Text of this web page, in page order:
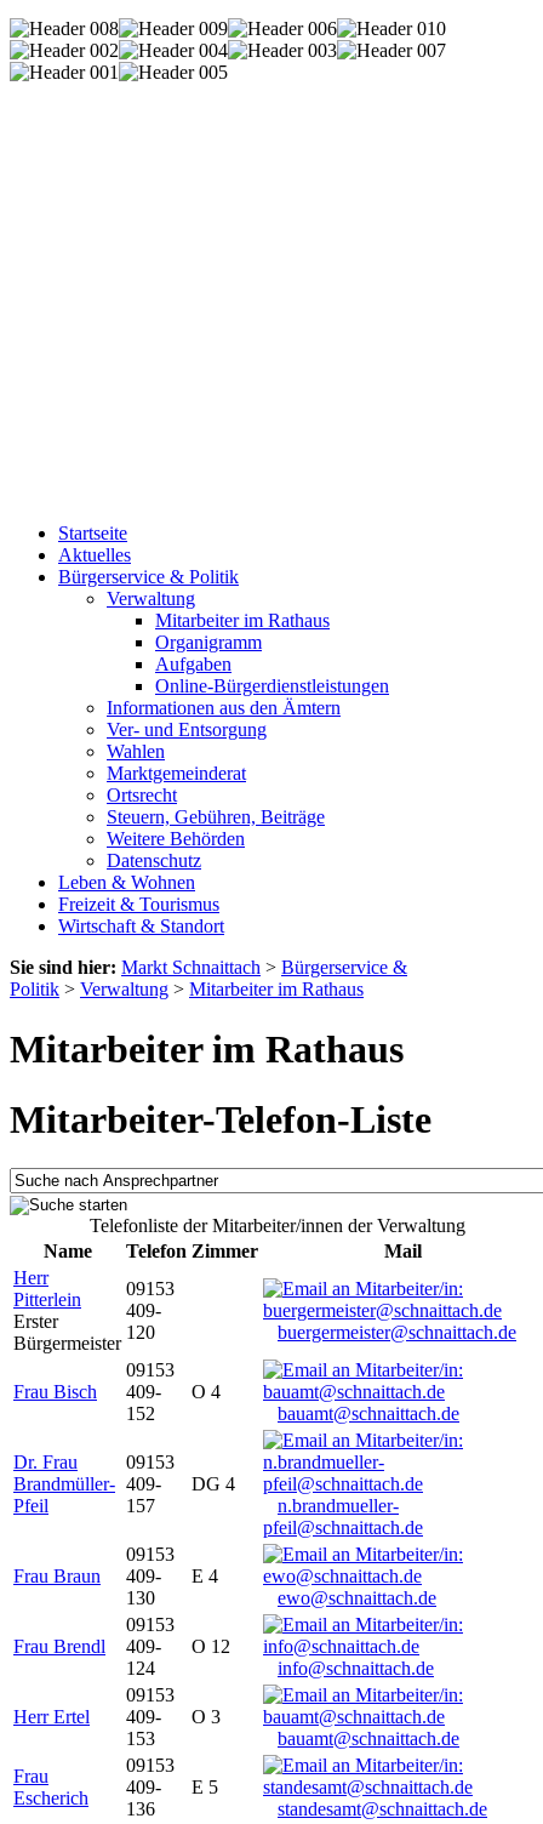
Startseite
Aktuelles
Bürgerservice & Politik
Verwaltung
Mitarbeiter im Rathaus
Organigramm
Aufgaben
Online-Bürgerdienstleistungen
Informationen aus den Ämtern
Ver- und Entsorgung
Wahlen
Marktgemeinderat
Ortsrecht
Steuern, Gebühren, Beiträge
Weitere Behörden
Datenschutz
Leben & Wohnen
Freizeit & Tourismus
Wirtschaft & Standort
Sie sind hier: Markt Schnaittach > Bürgerservice &
Politik > Verwaltung > Mitarbeiter im Rathaus
Mitarbeiter im Rathaus
Mitarbeiter-Telefon-Liste
Telefonliste der Mitarbeiter/innen der Verwaltung
Name
Telefon Zimmer
Mail
Herr
Pitterlein
Erster
Bürgermeister
09153
409-
120
buergermeister@schnaittach.de
Frau Bisch
09153
409-
152
O 4
bauamt@schnaittach.de
Dr. Frau
Brandmüller-
Pfeil
09153
409-
157
DG 4
n.brandmueller-
pfeil@schnaittach.de
Frau Braun
09153
409-
130
E 4
ewo@schnaittach.de
Frau Brendl
09153
409-
124
O 12
info@schnaittach.de
Herr Ertel
09153
409-
153
O 3
bauamt@schnaittach.de
Frau
Escherich
09153
409-
136
E 5
standesamt@schnaittach.de